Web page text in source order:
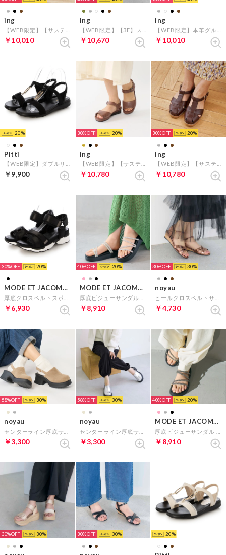
ing
￥10,010
ing
￥10,670
ing
￥10,010
20
Pitti
￥9,900
30% 20
ing
￥10,780
30% 20
ing
￥10,780
30% 20
MODE ET JACOMO carino
￥6,930
40% 20
MODE ET JACOMO carino
￥8,910
30% 30
noyau
￥4,730
58% 30
noyau
￥3,300
58% 30
noyau
￥3,300
40% 20
MODE ET JACOMO carino
￥8,910
30% 30 30% 30 20